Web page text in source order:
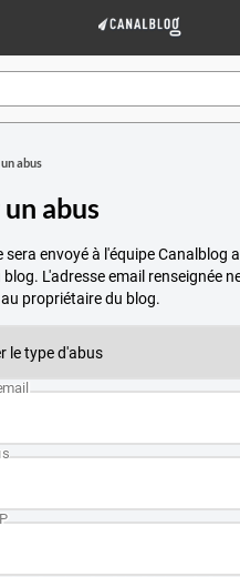
abus
abus
sera envoyé à l'équipe Canalblog
L'adresse email renseignée
propriétaire du blog.